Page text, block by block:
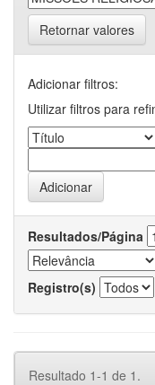
Retornar valores
Adicionar filtros:
Utilizar filtros para
Resultados/Página
Registro(s)
Resultado 1-1 de 1.